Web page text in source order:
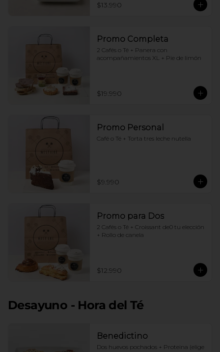
$13.990
Promo Completa
2 Cafés o Té + Panera con
acompañamientos XL + Pie de limón
$19.990
Promo Personal
Café o Té + Torta tres leche nutella
$9.990
Promo para Dos
2 Cafés o Té + Croissant de0 tu elección
+ Rollo de canela
$12.990
Desayuno - Hora del Té
Benedictino
Dos huevos pochados + Proteina (elige